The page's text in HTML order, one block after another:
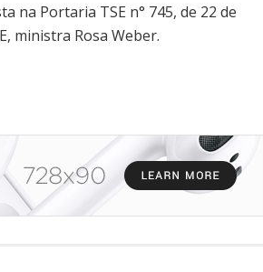
na Portaria TSE n° 745, de 22 de
ministra Rosa Weber.